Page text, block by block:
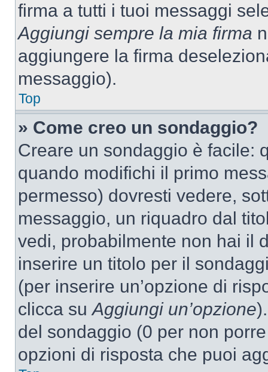
firma a tutti i tuoi messaggi
Aggiungi sempre la mia firma
aggiungere la firma
messaggio).
Top
» Come creo un sondaggio?
Creare un sondaggio è facile:
quando modifichi il primo
permesso) dovresti vedere,
messaggio, un riquadro dal
vedi, probabilmente non hai il
inserire un titolo per il
(per inserire un’opzione di
clicca suAggiungi un’opzione
del sondaggio (0 per non
opzioni di risposta che puoi